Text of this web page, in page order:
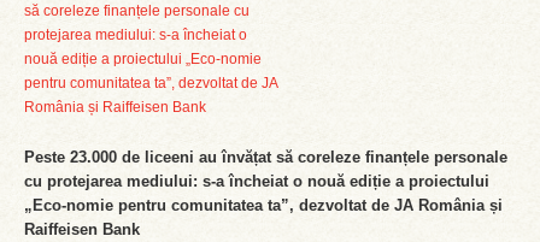
Peste 23.000 de liceeni au învățat să coreleze finanțele personale
cu protejarea mediului: s-a încheiat o nouă ediție a proiectului
„Eco-nomie pentru comunitatea ta”, dezvoltat de JA România și
Raiffeisen Bank